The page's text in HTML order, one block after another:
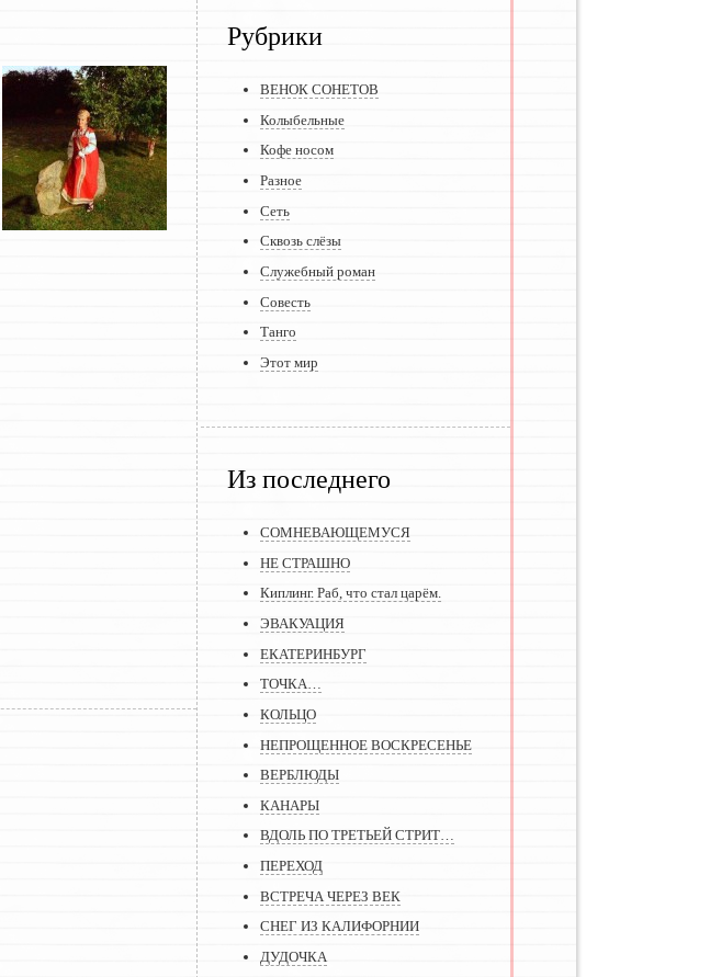
Рубрики
ВЕНОК СОНЕТОВ
Колыбельные
Кофе носом
Разное
Сеть
Сквозь слёзы
Служебный роман
Совесть
Танго
Этот мир
Из последнего
СОМНЕВАЮЩЕМУСЯ
НЕ СТРАШНО
Киплинг. Раб, что стал царём.
ЭВАКУАЦИЯ
ЕКАТЕРИНБУРГ
ТОЧКА…
КОЛЬЦО
НЕПРОЩЕННОЕ ВОСКРЕСЕНЬЕ
ВЕРБЛЮДЫ
КАНАРЫ
ВДОЛЬ ПО ТРЕТЬЕЙ СТРИТ…
ПЕРЕХОД
ВСТРЕЧА ЧЕРЕЗ ВЕК
СНЕГ ИЗ КАЛИФОРНИИ
ДУДОЧКА